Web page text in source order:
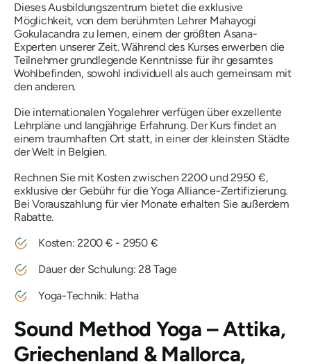
Dieses Ausbildungszentrum bietet die exklusive
Möglichkeit, von dem berühmten Lehrer Mahayogi
Gokulacandra zu lernen, einem der größten Asana-
Experten unserer Zeit. Während des Kurses erwerben die
Teilnehmer grundlegende Kenntnisse für ihr gesamtes
Wohlbefinden, sowohl individuell als auch gemeinsam mit
den anderen.
Die internationalen Yogalehrer verfügen über exzellente
Lehrpläne und langjährige Erfahrung. Der Kurs findet an
einem traumhaften Ort statt, in einer der kleinsten Städte
der Welt in Belgien.
Rechnen Sie mit Kosten zwischen 2200 und 2950 €,
exklusive der Gebühr für die Yoga Alliance-Zertifizierung.
Bei Vorauszahlung für vier Monate erhalten Sie außerdem
Rabatte.
Kosten: 2200 € - 2950 €
Dauer der Schulung: 28 Tage
Yoga-Technik: Hatha
Sound Method Yoga – Attika,
Griechenland & Mallorca,